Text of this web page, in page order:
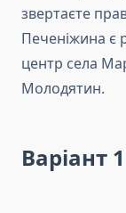
звертаєте
Печеніжина є
центр села
Молодятин.
Варіант